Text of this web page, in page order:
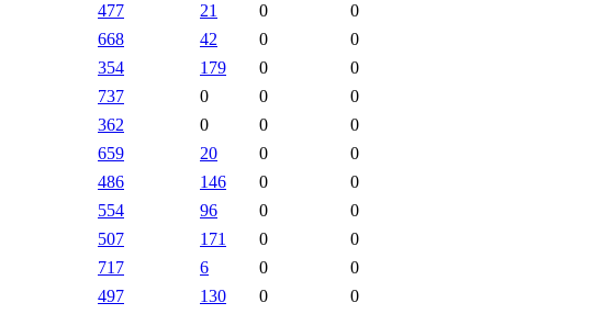
477 21 0
0
668 42 0
0
354 179 0
0
737 0 0
0
362 0 0
0
659 20 0
0
486 146 0
0
554 96 0
0
507 171 0
0
717 6 0
0
497 130 0
0